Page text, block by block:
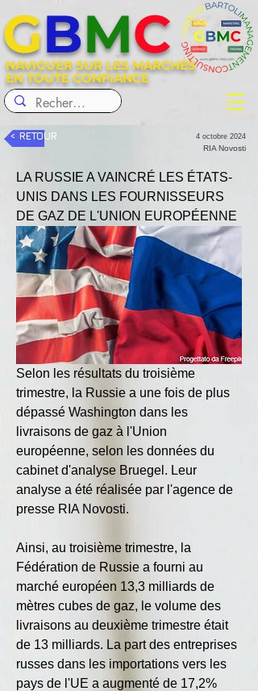
NAVIGUER SUR LES MARCHÉS
EN TOUTE CONFIANCE
GBMC
< RETOUR 4 octobre 2024
RIA Novosti
LA RUSSIE A VAINCRÉ LES ÉTATS-
UNIS DANS LES FOURNISSEURS
DE GAZ DE L'UNION EUROPÉENNE
Selon les résultats du troisième
trimestre, la Russie a une fois de plus
dépassé Washington dans les
livraisons de gaz à l'Union
européenne, selon les données du
cabinet d'analyse Bruegel. Leur
analyse a été réalisée par l'agence de
presse RIA Novosti.
Ainsi, au troisième trimestre, la
Fédération de Russie a fourni au
marché européen 13,3 milliards de
mètres cubes de gaz, le volume des
livraisons au deuxième trimestre était
de 13 milliards. La part des entreprises
russes dans les importations vers les
pays de l'UE a augmenté de 17,2%